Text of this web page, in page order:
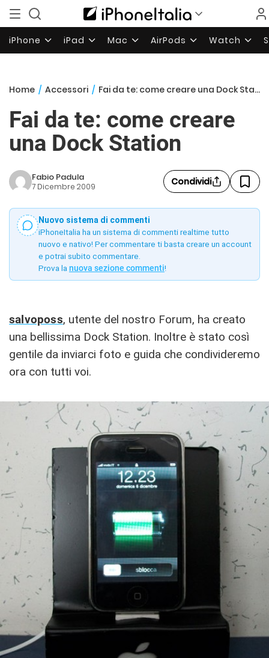
iPhone iPad Mac AirPods Watch
Home / Accessori / Fai da te: come creare una Dock Station
Fai da te: come creare
una Dock Station
Fabio Padula
7 Dicembre 2009 Condividi
Nuovo sistema di commenti
iPhoneItalia ha un sistema di commenti realtime tutto
nuovo e nativo! Per commentare ti basta creare un account
e potrai subito commentare.
Prova la nuova sezione commenti!
salvoposs, utente del nostro Forum, ha creato
una bellissima Dock Station. Inoltre è stato così
gentile da inviarci foto e guida che condivideremo
ora con tutti voi.